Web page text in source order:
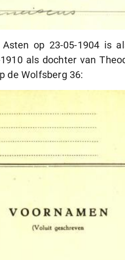
op 23-05-1904 is
als dochter van
de Wolfsberg 36: